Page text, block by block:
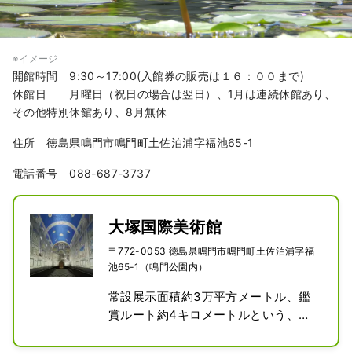
※イメージ
開館時間 9:30～17:00(入館券の販売は１６：００まで)
休館日 月曜日（祝日の場合は翌日）、1月は連続休館あり、
その他特別休館あり、8月無休
住所 徳島県鳴門市鳴門町土佐泊浦字福池65-1
電話番号 088-687-3737
大塚国際美術館
〒772-0053 徳島県鳴門市鳴門町土佐泊浦字福
池65-1（鳴門公園内）
常設展示面積約3万平方メートル、鑑
賞ルート約4キロメートルという、国
陶板名画美術館。